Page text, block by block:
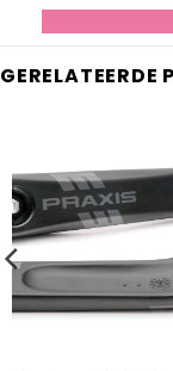
GERELATEERDE